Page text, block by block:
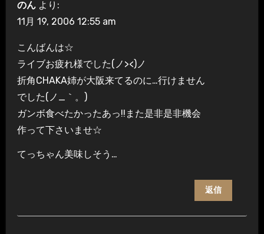
のん より:
11月 19, 2006 12:55 am
こんばんは☆
ライブお疲れ様でした(ノ><)ノ
折角CHAKA姉が大阪来てるのに…行けません
でした(ノ_｀。)
ガンボ食べたかったあっ!!また是非是非機会
作って下さいませ☆
てっちゃん美味しそう…
返信